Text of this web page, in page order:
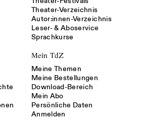
Theater-Verzeichnis
Autor:innen-Verzeichnis
Leser- & Aboservice
Sprachkurse
Mein TdZ
Meine Themen
Meine Bestellungen
Download-Bereich
Mein Abo
Persönliche Daten
Anmelden